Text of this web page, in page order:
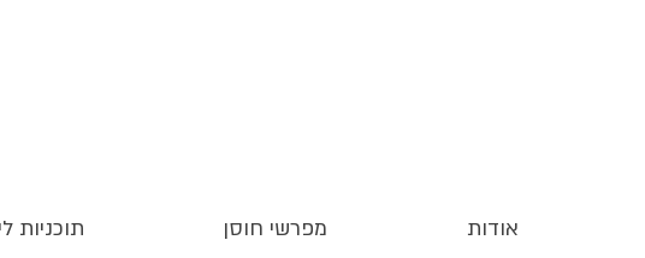
אודות מפרשי חוסן תוכניות